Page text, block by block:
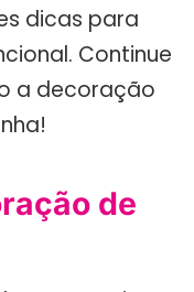
dicas para
Continue
a decoração
de